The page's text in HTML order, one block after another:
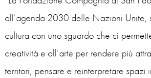
all’agenda 2030 delle Nazioni Unite,
cultura con uno sguardo che ci
creatività e all’arte per rendere più
territori, pensare e reinterpretare spazi